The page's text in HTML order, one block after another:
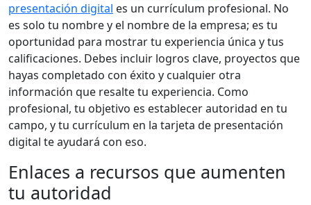
presentación digital es un currículum profesional. No
es solo tu nombre y el nombre de la empresa; es tu
oportunidad para mostrar tu experiencia única y tus
calificaciones. Debes incluir logros clave, proyectos que
hayas completado con éxito y cualquier otra
información que resalte tu experiencia. Como
profesional, tu objetivo es establecer autoridad en tu
campo, y tu currículum en la tarjeta de presentación
digital te ayudará con eso.
Enlaces a recursos que aumenten
tu autoridad